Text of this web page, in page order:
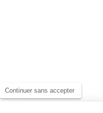
Continuer sans accepter